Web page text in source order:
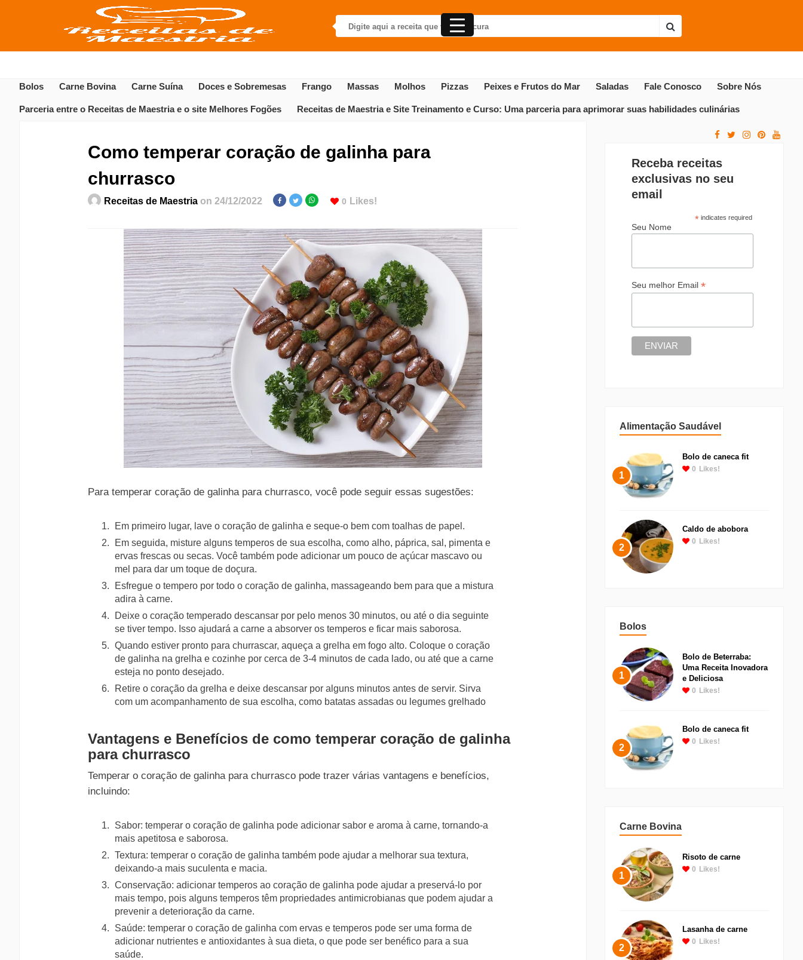
Bolos Carne Bovina Carne Suína Doces e Sobremesas Frango Massas Molhos Pizzas Peixes e Frutos do Mar Saladas Fale Conosco Sobre Nós
Parceria entre o Receitas de Maestria e o site Melhores Fogões Receitas de Maestria e Site Treinamento e Curso: Uma parceria para aprimorar suas habilidades culinárias
Como temperar coração de galinha para
churrasco
Receitas de Maestria on 24/12/2022 0 Likes!
Para temperar coração de galinha para churrasco, você pode seguir essas sugestões:
Em primeiro lugar, lave o coração de galinha e seque-o bem com toalhas de papel.
Em seguida, misture alguns temperos de sua escolha, como alho, páprica, sal, pimenta e
ervas frescas ou secas. Você também pode adicionar um pouco de açúcar mascavo ou
mel para dar um toque de doçura.
Esfregue o tempero por todo o coração de galinha, massageando bem para que a mistura
adira à carne.
Deixe o coração temperado descansar por pelo menos 30 minutos, ou até o dia seguinte
se tiver tempo. Isso ajudará a carne a absorver os temperos e ficar mais saborosa.
Quando estiver pronto para churrascar, aqueça a grelha em fogo alto. Coloque o coração
de galinha na grelha e cozinhe por cerca de 3-4 minutos de cada lado, ou até que a carne
esteja no ponto desejado.
Retire o coração da grelha e deixe descansar por alguns minutos antes de servir. Sirva
com um acompanhamento de sua escolha, como batatas assadas ou legumes grelhado
Vantagens e Benefícios de como temperar coração de galinha
para churrasco
Temperar o coração de galinha para churrasco pode trazer várias vantagens e benefícios,
incluindo:
Sabor: temperar o coração de galinha pode adicionar sabor e aroma à carne, tornando-a
mais apetitosa e saborosa.
Textura: temperar o coração de galinha também pode ajudar a melhorar sua textura,
deixando-a mais suculenta e macia.
Conservação: adicionar temperos ao coração de galinha pode ajudar a preservá-lo por
mais tempo, pois alguns temperos têm propriedades antimicrobianas que podem ajudar a
prevenir a deterioração da carne.
Saúde: temperar o coração de galinha com ervas e temperos pode ser uma forma de
adicionar nutrientes e antioxidantes à sua dieta, o que pode ser benéfico para a sua
saúde.
Receba receitas
exclusivas no seu
email
*indicates required
Seu Nome
Seu melhor Email *
Alimentação Saudável
1
Bolo de caneca fit
0 Likes!
2
Caldo de abobora
0 Likes!
Bolos
1
Bolo de Beterraba:
Uma Receita Inovadora
e Deliciosa
0 Likes!
2
Bolo de caneca fit
0 Likes!
Carne Bovina
1
Risoto de carne
0 Likes!
2
Lasanha de carne
0 Likes!